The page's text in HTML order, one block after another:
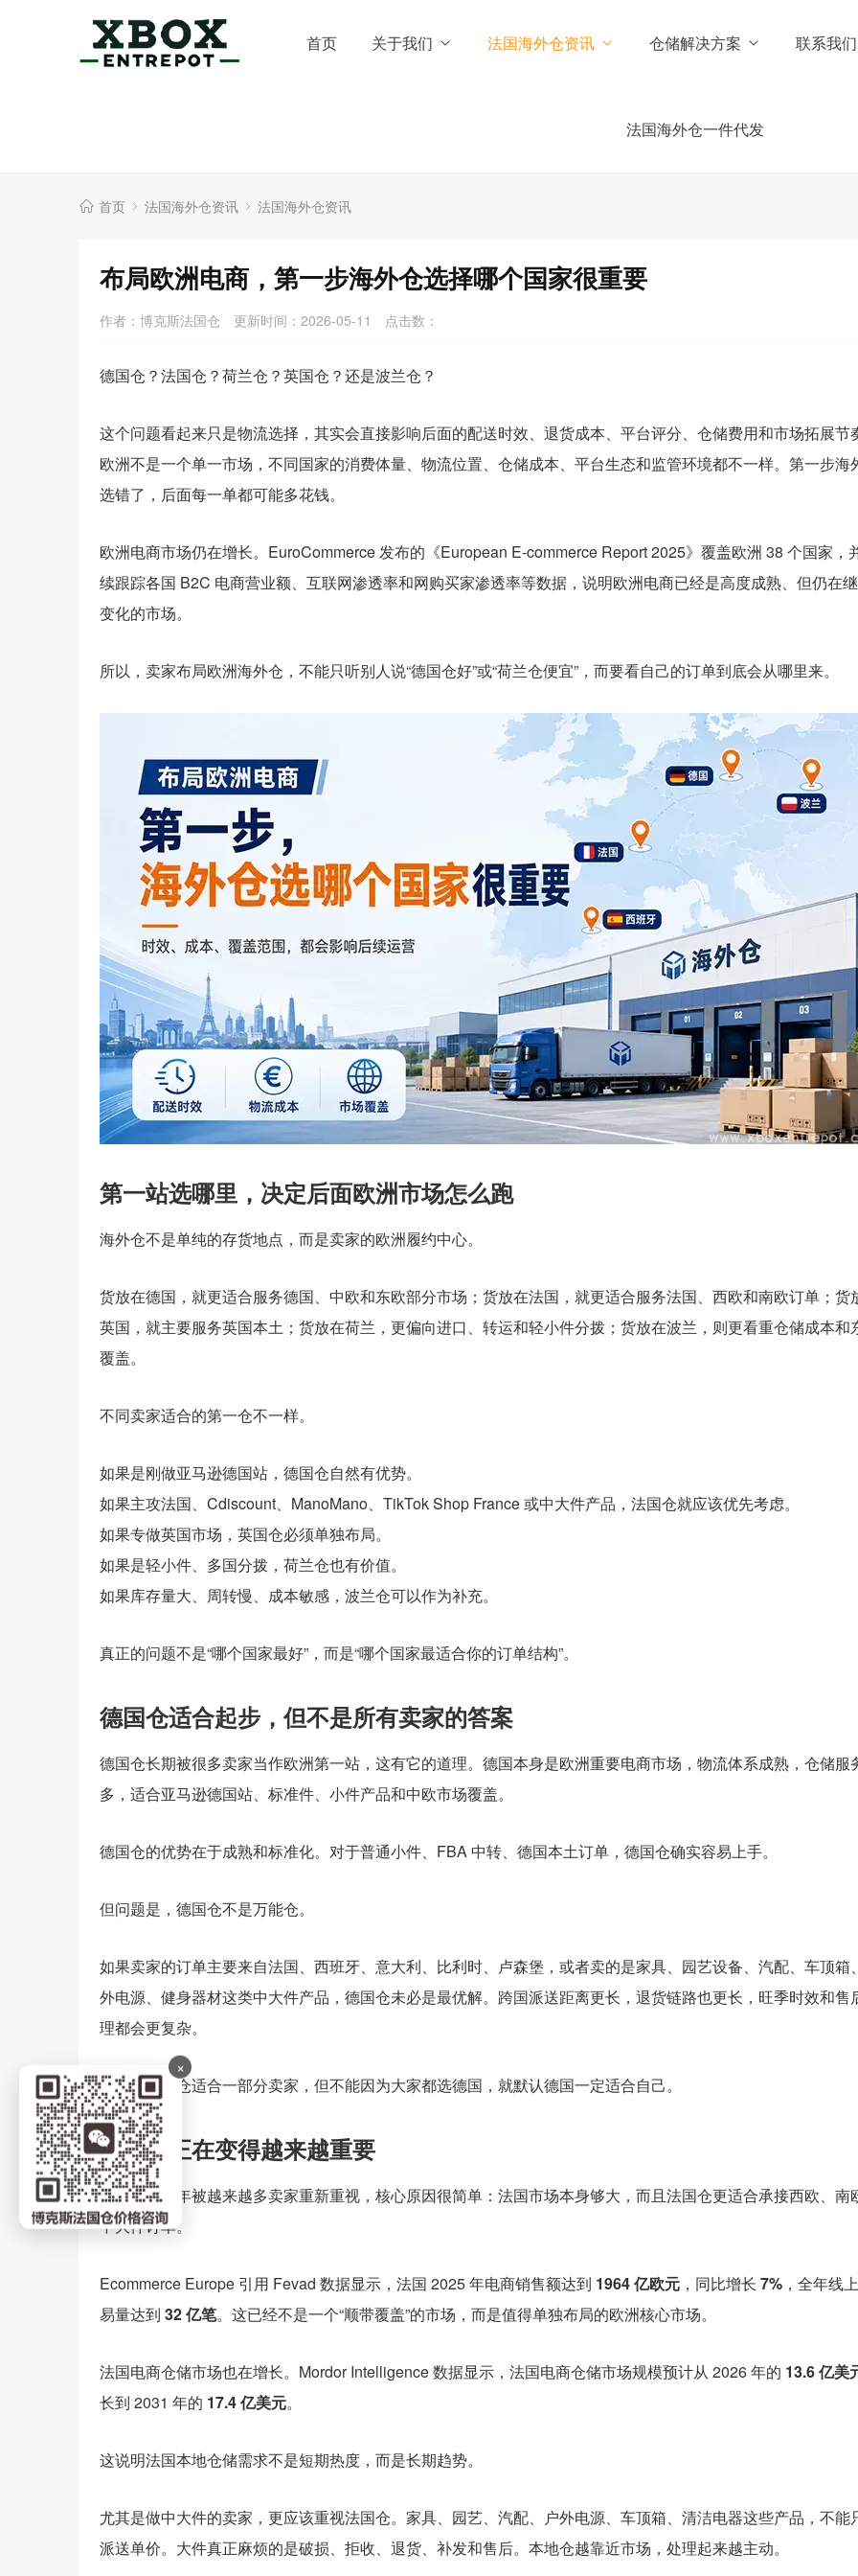
首页 关于我们 法国海外仓资讯 仓储解决方案 联系我们
法国海外仓一件代发
首页 法国海外仓资讯 法国海外仓资讯
布局欧洲电商，第一步海外仓选择哪个国家很重要
作者：博克斯法国仓 更新时间：2026-05-11 点击数：
德国仓？法国仓？荷兰仓？英国仓？还是波兰仓？
这个问题看起来只是物流选择，其实会直接影响后面的配送时效、退货成本、平台评分、仓储费用和市场拓展节
欧洲不是一个单一市场，不同国家的消费体量、物流位置、仓储成本、平台生态和监管环境都不一样。第一步海
选错了，后面每一单都可能多花钱。
欧洲电商市场仍在增长。EuroCommerce 发布的《European E-commerce Report 2025》覆盖欧洲 38 个国家，
续跟踪各国 B2C 电商营业额、互联网渗透率和网购买家渗透率等数据，说明欧洲电商已经是高度成熟、但仍在
变化的市场。
所以，卖家布局欧洲海外仓，不能只听别人说“德国仓好”或“荷兰仓便宜”，而要看自己的订单到底会从哪里来。
第一站选哪里，决定后面欧洲市场怎么跑
海外仓不是单纯的存货地点，而是卖家的欧洲履约中心。
货放在德国，就更适合服务德国、中欧和东欧部分市场；货放在法国，就更适合服务法国、西欧和南欧订单；货
英国，就主要服务英国本土；货放在荷兰，更偏向进口、转运和轻小件分拨；货放在波兰，则更看重仓储成本和
覆盖。
不同卖家适合的第一仓不一样。
如果是刚做亚马逊德国站，德国仓自然有优势。
如果主攻法国、Cdiscount、ManoMano、TikTok Shop France 或中大件产品，法国仓就应该优先考虑。
如果专做英国市场，英国仓必须单独布局。
如果是轻小件、多国分拨，荷兰仓也有价值。
如果库存量大、周转慢、成本敏感，波兰仓可以作为补充。
真正的问题不是“哪个国家最好”，而是“哪个国家最适合你的订单结构”。
德国仓适合起步，但不是所有卖家的答案
德国仓长期被很多卖家当作欧洲第一站，这有它的道理。德国本身是欧洲重要电商市场，物流体系成熟，仓储服
多，适合亚马逊德国站、标准件、小件产品和中欧市场覆盖。
德国仓的优势在于成熟和标准化。对于普通小件、FBA 中转、德国本土订单，德国仓确实容易上手。
但问题是，德国仓不是万能仓。
如果卖家的订单主要来自法国、西班牙、意大利、比利时、卢森堡，或者卖的是家具、园艺设备、汽配、车顶箱
外电源、健身器材这类中大件产品，德国仓未必是最优解。跨国派送距离更长，退货链路也更长，旺季时效和售
理都会更复杂。
所以，德国仓适合一部分卖家，但不能因为大家都选德国，就默认德国一定适合自己。
法国仓正在变得越来越重要
法国仓这几年被越来越多卖家重新重视，核心原因很简单：法国市场本身够大，而且法国仓更适合承接西欧、南
中大件订单。
Ecommerce Europe 引用 Fevad 数据显示，法国 2025 年电商销售额达到 1964 亿欧元 ，同比增长 7% ，全年线
易量达到 32 亿笔。这已经不是一个“顺带覆盖”的市场，而是值得单独布局的欧洲核心市场。
法国电商仓储市场也在增长。Mordor Intelligence 数据显示，法国电商仓储市场规模预计从 2026 年的 13.6 亿美
长到 2031 年的 17.4 亿美元。
这说明法国本地仓储需求不是短期热度，而是长期趋势。
尤其是做中大件的卖家，更应该重视法国仓。家具、园艺、汽配、户外电源、车顶箱、清洁电器这些产品，不能
派送单价。大件真正麻烦的是破损、拒收、退货、补发和售后。本地仓越靠近市场，处理起来越主动。
×